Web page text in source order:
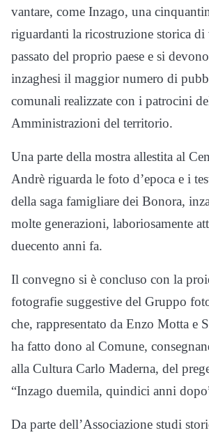
vantare, come Inzago, una
riguardanti la ricostruzione storica di
passato del proprio paese e si
inzaghesi il maggior numero di
comunali realizzate con i patrocini
Amministrazioni del territorio.
Una parte della mostra allestita al
Andrè riguarda le foto d’epoca e i
della saga famigliare dei Bonora,
molte generazioni, laboriosamente
duecento anni fa.
Il convegno si è concluso con la
fotografie suggestive del Gruppo
che, rappresentato da Enzo Motta e
ha fatto dono al Comune,
alla Cultura Carlo Maderna, del
“Inzago duemila, quindici anni
Da parte dell’Associazione studi